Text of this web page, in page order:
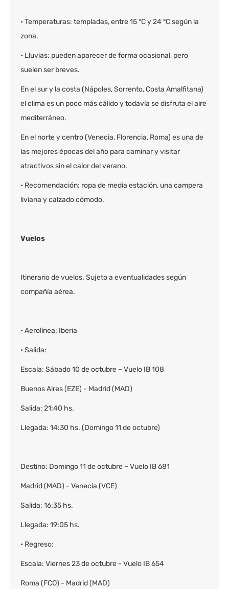
• Temperaturas: templadas, entre 15 °C y 24 °C según la
zona.
• Lluvias: pueden aparecer de forma ocasional, pero
suelen ser breves.
En el sur y la costa (Nápoles, Sorrento, Costa Amalfitana)
el clima es un poco más cálido y todavía se disfruta el aire
mediterráneo.
En el norte y centro (Venecia, Florencia, Roma) es una de
las mejores épocas del año para caminar y visitar
atractivos sin el calor del verano.
• Recomendación: ropa de media estación, una campera
liviana y calzado cómodo.
Vuelos
Itinerario de vuelos. Sujeto a eventualidades según
compañía aérea.
• Aerolínea: Iberia
• Salida:
Escala: Sábado 10 de octubre – Vuelo IB 108
Buenos Aires (EZE) - Madrid (MAD)
Salida: 21:40 hs.
Llegada: 14:30 hs. (Domingo 11 de octubre)
Destino: Domingo 11 de octubre – Vuelo IB 681
Madrid (MAD) - Venecia (VCE)
Salida: 16:35 hs.
Llegada: 19:05 hs.
• Regreso:
Escala: Viernes 23 de octubre - Vuelo IB 654
Roma (FCO) - Madrid (MAD)